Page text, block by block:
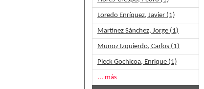
Loredo Enríquez, Javier (1)
Martínez Sánchez, Jorge (1)
Muñoz Izquierdo, Carlos (1)
Pieck Gochicoa, Enrique (1)
... más